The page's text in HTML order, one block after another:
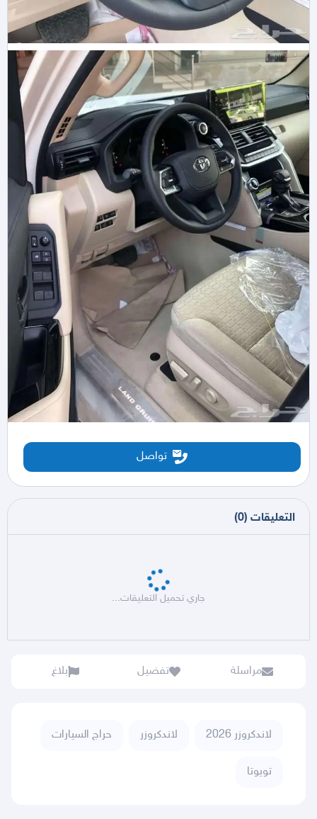
تواصل
التعليقات (
0
)
جاري تحميل التعليقات...
مراسلة تفضيل بلاغ
لاندكروزر 2026 لاندكروزر حراج السيارات
تويوتا